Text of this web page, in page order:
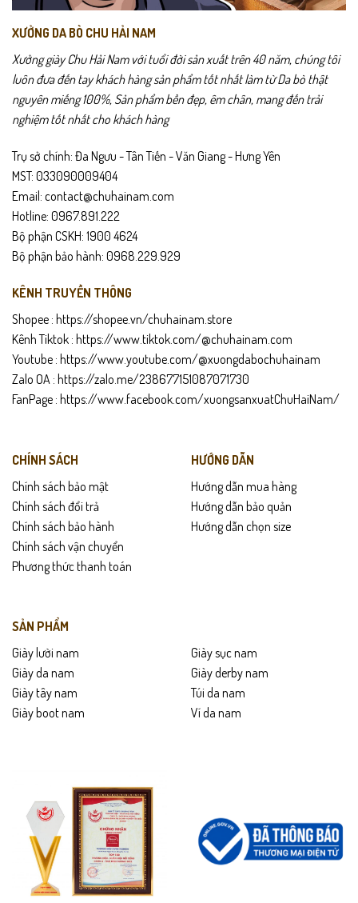
XƯỞNG DA BÒ CHU HẢI NAM
Xưởng giày Chu Hải Nam với tuổi đời sản xuất trên 40 năm, chúng tôi
luôn đưa đến tay khách hàng sản phẩm tốt nhất làm từ Da bò thật
nguyên miếng 100%, Sản phẩm bền đẹp, êm chân, mang đến trải
nghiệm tốt nhất cho khách hàng
Trụ sở chính: Đa Ngưu - Tân Tiến - Văn Giang - Hưng Yên
MST: 033090009404
Email: contact@chuhainam.com
Hotline: 0967.891.222
Bộ phận CSKH: 1900 4624
Bộ phận bảo hành: 0968.229.929
KÊNH TRUYỀN THÔNG
Shopee : https://shopee.vn/chuhainam.store
Kênh Tiktok : https://www.tiktok.com/@chuhainam.com
Youtube : https://www.youtube.com/@xuongdabochuhainam
Zalo OA : https://zalo.me/238677151087071730
FanPage : https://www.facebook.com/xuongsanxuatChuHaiNam/
CHÍNH SÁCH
Chính sách bảo mật
Chính sách đổi trả
Chính sách bảo hành
Chính sách vận chuyển
Phương thức thanh toán
HƯỚNG DẪN
Hướng dẫn mua hàng
Hướng dẫn bảo quản
Hướng dẫn chọn size
SẢN PHẨM
Giày lười nam
Giày da nam
Giày tây nam
Giày boot nam
Giày sục nam
Giày derby nam
Túi da nam
Ví da nam